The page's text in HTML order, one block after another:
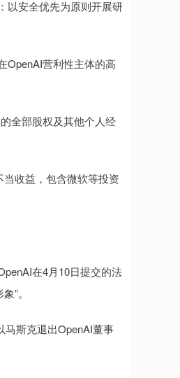
安全优先为原则开展研
营利性主体的高
全部股权及其他个人经
收益，包含微软等投资
在4月10日提交的法
”。
斯克退出OpenAI董事